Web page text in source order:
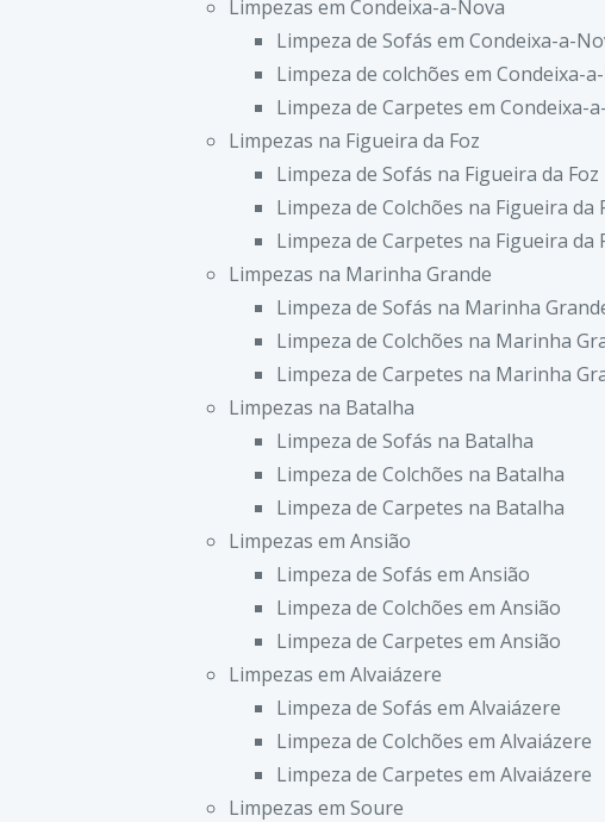
Limpezas em Condeixa-a-Nova
Limpeza de Sofás em Condeixa-a-
Limpeza de colchões em Condeixa-
Limpeza de Carpetes em Condeixa-
Limpezas na Figueira da Foz
Limpeza de Sofás na Figueira da Foz
Limpeza de Colchões na Figueira da
Limpeza de Carpetes na Figueira da
Limpezas na Marinha Grande
Limpeza de Sofás na Marinha
Limpeza de Colchões na Marinha
Limpeza de Carpetes na Marinha
Limpezas na Batalha
Limpeza de Sofás na Batalha
Limpeza de Colchões na Batalha
Limpeza de Carpetes na Batalha
Limpezas em Ansião
Limpeza de Sofás em Ansião
Limpeza de Colchões em Ansião
Limpeza de Carpetes em Ansião
Limpezas em Alvaiázere
Limpeza de Sofás em Alvaiázere
Limpeza de Colchões em Alvaiázere
Limpeza de Carpetes em Alvaiázere
Limpezas em Soure